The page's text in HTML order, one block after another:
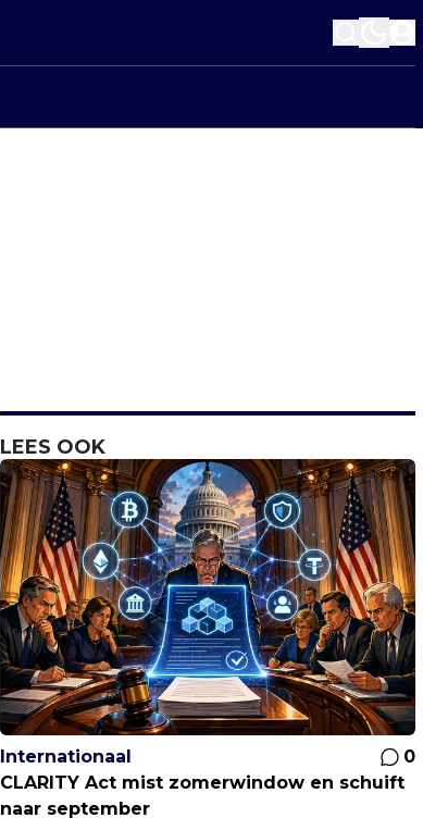
LEES OOK
Internationaal
0
CLARITY Act mist zomerwindow en schuift
naar september